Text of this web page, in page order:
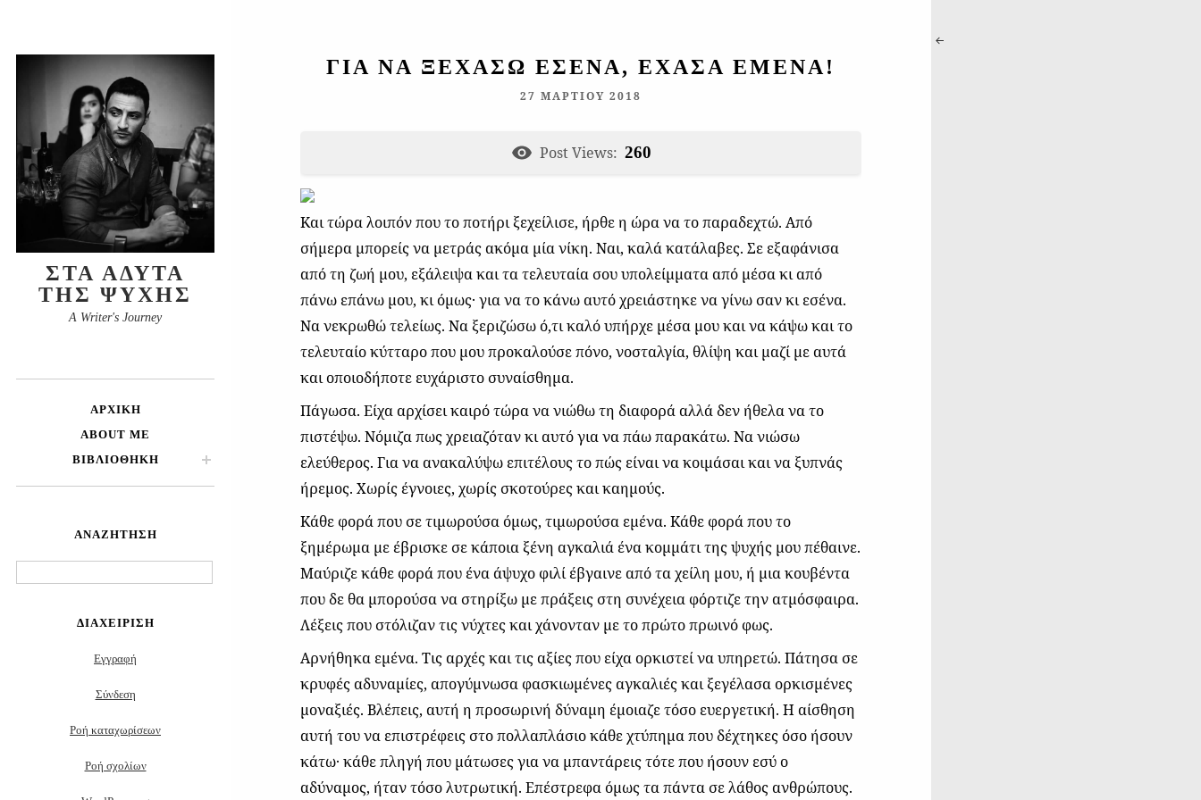
ΣΤΑ ΆΔΥΤΑ
ΤΗΣ ΨΥΧΉΣ
A Writer's Journey
ΑΡΧΙΚΉ
ABOUT ME
ΒΙΒΛΙΟΘΉΚΗ
ΑΝΑΖΉΤΗΣΗ
ΔΙΑΧΕΊΡΙΣΗ
Εγγραφή
Σύνδεση
Ροή καταχωρίσεων
Ροή σχολίων
ΓΙΑ ΝΑ ΞΕΧΆΣΩ ΕΣΈΝΑ, ΈΧΑΣΑ ΕΜΈΝΑ!
27 ΜΑΡΤΊΟΥ 2018
Post Views: 260
Και τώρα λοιπόν που το ποτήρι ξεχείλισε, ήρθε η ώρα να το παραδεχτώ. Από
σήμερα μπορείς να μετράς ακόμα μία νίκη. Ναι, καλά κατάλαβες. Σε εξαφάνισα
από τη ζωή μου, εξάλειψα και τα τελευταία σου υπολείμματα από μέσα κι από
πάνω επάνω μου, κι όμως· για να το κάνω αυτό χρειάστηκε να γίνω σαν κι εσένα.
Να νεκρωθώ τελείως. Να ξεριζώσω ό,τι καλό υπήρχε μέσα μου και να κάψω και το
τελευταίο κύτταρο που μου προκαλούσε πόνο, νοσταλγία, θλίψη και μαζί με αυτά
και οποιοδήποτε ευχάριστο συναίσθημα.
Πάγωσα. Είχα αρχίσει καιρό τώρα να νιώθω τη διαφορά αλλά δεν ήθελα να το
πιστέψω. Νόμιζα πως χρειαζόταν κι αυτό για να πάω παρακάτω. Να νιώσω
ελεύθερος. Για να ανακαλύψω επιτέλους το πώς είναι να κοιμάσαι και να ξυπνάς
ήρεμος. Χωρίς έγνοιες, χωρίς σκοτούρες και καημούς.
Κάθε φορά που σε τιμωρούσα όμως, τιμωρούσα εμένα. Κάθε φορά που το
ξημέρωμα με έβρισκε σε κάποια ξένη αγκαλιά ένα κομμάτι της ψυχής μου πέθαινε.
Μαύριζε κάθε φορά που ένα άψυχο φιλί έβγαινε από τα χείλη μου, ή μια κουβέντα
που δε θα μπορούσα να στηρίξω με πράξεις στη συνέχεια φόρτιζε την ατμόσφαιρα.
Λέξεις που στόλιζαν τις νύχτες και χάνονταν με το πρώτο πρωινό φως.
Αρνήθηκα εμένα. Τις αρχές και τις αξίες που είχα ορκιστεί να υπηρετώ. Πάτησα σε
κρυφές αδυναμίες, απογύμνωσα φασκιωμένες αγκαλιές και ξεγέλασα ορκισμένες
μοναξιές. Βλέπεις, αυτή η προσωρινή δύναμη έμοιαζε τόσο ευεργετική. Η αίσθηση
αυτή του να επιστρέφεις στο πολλαπλάσιο κάθε χτύπημα που δέχτηκες όσο ήσουν
κάτω· κάθε πληγή που μάτωσες για να μπαντάρεις τότε που ήσουν εσύ ο
αδύναμος, ήταν τόσο λυτρωτική. Επέστρεφα όμως τα πάντα σε λάθος ανθρώπους.